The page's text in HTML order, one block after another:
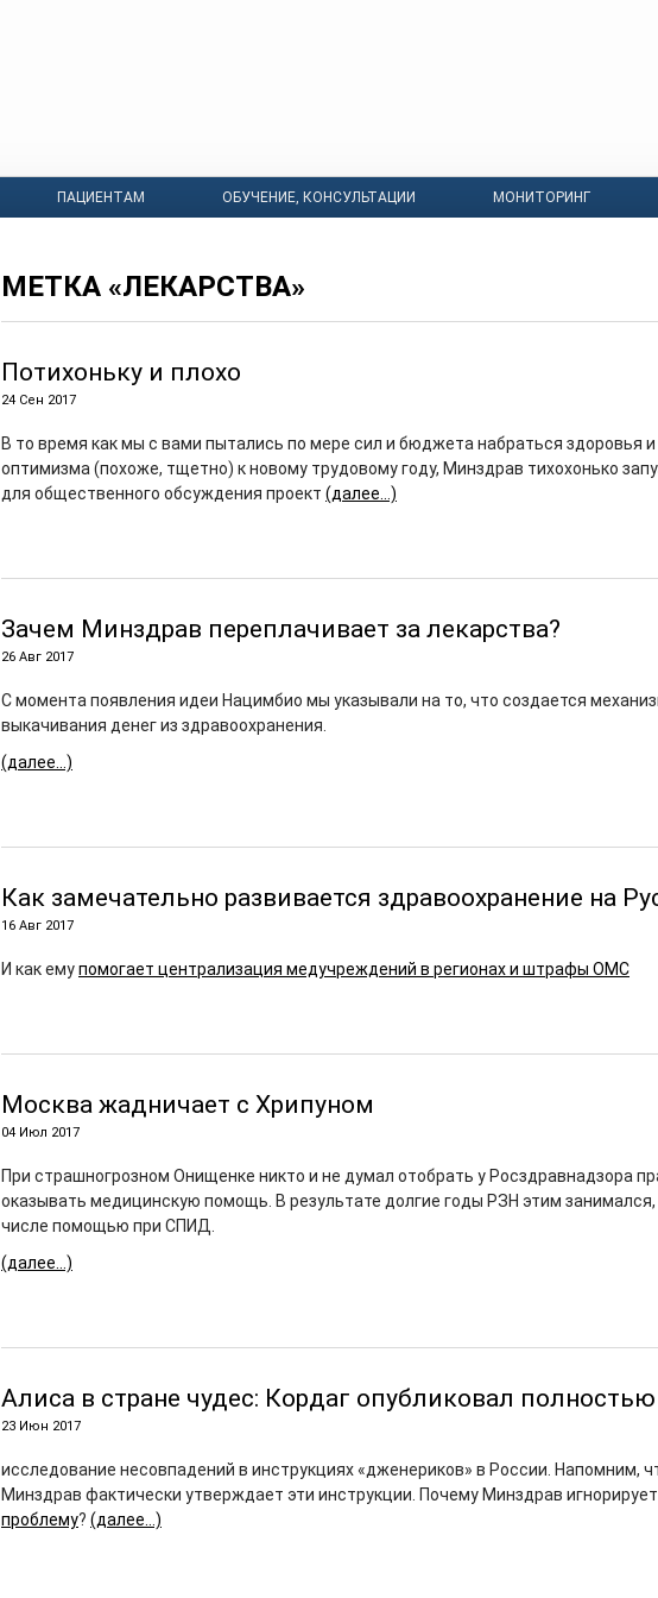
ПАЦИЕНТАМ ОБУЧЕНИЕ, КОНСУЛЬТАЦИИ МОНИТОРИНГ
МЕТКА «ЛЕКАРСТВА»
Потихоньку и плохо
24 Сен 2017
В то время как мы с вами пытались по мере сил и бюджета набраться здоровья и
оптимизма (похоже, тщетно) к новому трудовому году, Минздрав тихохонько
для общественного обсуждения проект (далее…)
Зачем Минздрав переплачивает за лекарства?
26 Авг 2017
С момента появления идеи Нацимбио мы указывали на то, что создается
выкачивания денег из здравоохранения.
(далее…)
Как замечательно развивается здравоохранение на
16 Авг 2017
И как емупомогает централизация медучреждений в регионах и штрафы ОМС
Москва жадничает с Хрипуном
04 Июл 2017
При страшногрозном Онищенке никто и не думал отобрать у Росздравнадзора
оказывать медицинскую помощь. В результате долгие годы РЗН этим
числе помощью при СПИД.
(далее…)
Алиса в стране чудес: Кордаг опубликовал
23 Июн 2017
исследование несовпадений в инструкциях «дженериков» в России. Напомним,
Минздрав фактически утверждает эти инструкции. Почему Минздрав игнорирует
проблему? (далее…)